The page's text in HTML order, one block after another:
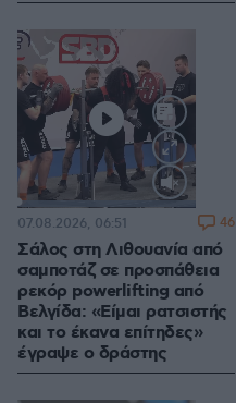
Loaded
100.00%
Σάλος στη Λιθουανία από
σαμποτάζ σε προσπάθεια
ρεκόρ powerlifting από
Βελγίδα: «Είμαι ρατσιστής
και το έκανα επίτηδες»
έγραψε ο δράστης
07.08.2026, 06:51 46